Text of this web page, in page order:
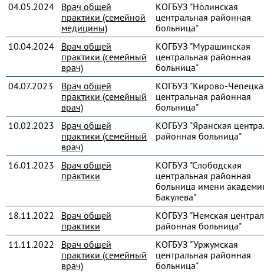
04.05.2024
Врач общей
практики (семейной
медицины)
КОГБУЗ "Нолинская
центральная районная
больница"
10.04.2024
Врач общей
практики (семейный
врач)
КОГБУЗ "Мурашинская
центральная районная
больница"
04.07.2023
Врач общей
практики (семейный
врач)
КОГБУЗ "Кирово-
центральная районная
больница"
10.02.2023
Врач общей
практики (семейный
врач)
КОГБУЗ "Яранская
районная больница"
16.01.2023
Врач общей
практики
КОГБУЗ "Слободская
центральная районная
больница имени
Бакулева"
18.11.2022
Врач общей
практики
КОГБУЗ "Немская
районная больница"
11.11.2022
Врач общей
практики (семейный
врач)
КОГБУЗ "Уржумская
центральная районная
больница"